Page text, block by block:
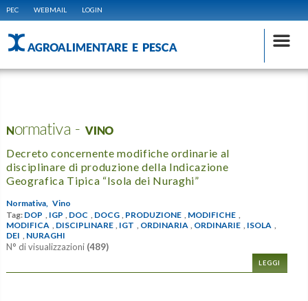
PEC WEBMAIL LOGIN
AGROALIMENTARE E PESCA
Normativa - VINO
Decreto concernente modifiche ordinarie al
disciplinare di produzione della Indicazione
Geografica Tipica “Isola dei Nuraghi”
Normativa, Vino
Tag: DOP , IGP , DOC , DOCG , PRODUZIONE , MODIFICHE ,
MODIFICA , DISCIPLINARE , IGT , ORDINARIA , ORDINARIE , ISOLA ,
DEI , NURAGHI
N° di visualizzazioni (489)
LEGGI